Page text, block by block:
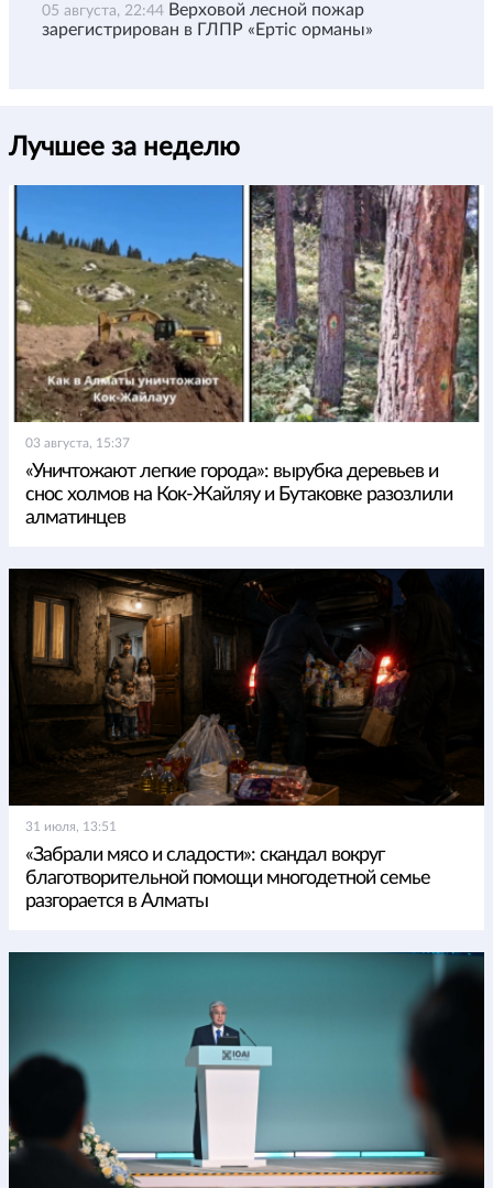
05 августа, 22:44 Верховой лесной пожар
зарегистрирован в ГЛПР «Ертіс орманы»
Лучшее за неделю
03 августа, 15:37
«Уничтожают легкие города»: вырубка деревьев и
снос холмов на Кок-Жайляу и Бутаковке разозлили
алматинцев
31 июля, 13:51
«Забрали мясо и сладости»: скандал вокруг
благотворительной помощи многодетной семье
разгорается в Алматы